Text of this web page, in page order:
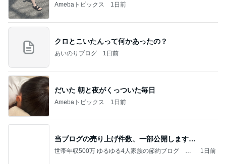
Amebaトピックス 1日前
クロとこいたんって何かあったの？
あいのりブログ 1日前
だいた 朝と夜がくっついた毎日
Amebaトピックス 1日前
当ブログの売り上げ件数、一部公開します…
世帯年収500万 ゆるゆる4人家族の節約ブログ 〜
1日前